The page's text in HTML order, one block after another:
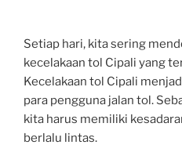
Setiap hari, kita sering
kecelakaan tol Cipali yang
Kecelakaan tol Cipali
para pengguna jalan tol.
kita harus memiliki
berlalu lintas.